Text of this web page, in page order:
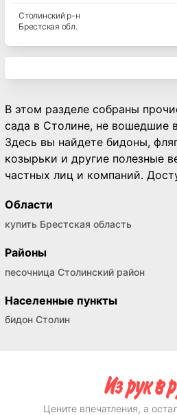
Столинскийр-н
Брестская обл.
В этом разделе собраны
сада в Столине, не вошедшие
Здесь вы найдете бидоны,
козырьки и другие полезные
частных лиц и компаний.
Области
купить Брестская область
Районы
песочница Столинский район
Населенные пункты
бидон Столин
Цените впечатления, а